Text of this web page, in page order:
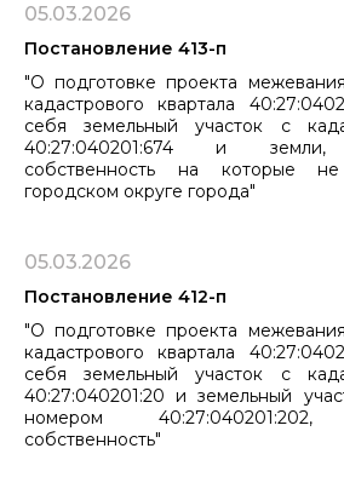
05.03.2026
Постановление 413-п
"О подготовке проекта
кадастрового квартала
себя земельный участок с
40:27:040201:674 и земли,
собственность на которые
городском округе города"
05.03.2026
Постановление 412-п
"О подготовке проекта
кадастрового квартала
себя земельный участок с
40:27:040201:20 и земельный
номером 40:27:040201:202,
собственность"